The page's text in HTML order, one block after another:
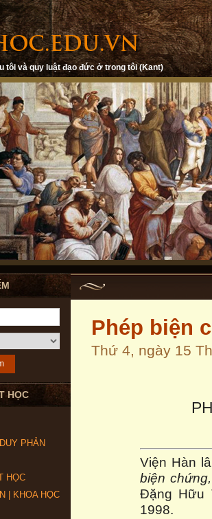
tôi và quy luật đạo đức ở trong tôi (Kant)
HỌC
PHẢN
HỌC
| KHOA HỌC
Phép biện
Thứ 4, ngày 15
Viện Hàn
biện
Đặng Hữu
1998.